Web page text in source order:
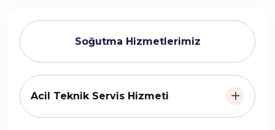
Soğutma Hizmetlerimiz
Acil Teknik Servis Hizmeti